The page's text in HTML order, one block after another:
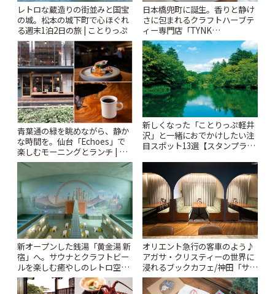
レトロな蔵造りの街並みと国宝
の城。松本の城下町で心ほぐれ
る週末1泊2日の旅 | ことりっぷ
日本橋兜町に誕生。香りと静け
さに包まれるクラフトハーブテ
ィー専門店「TYNK
Kabutocho」 | ことりっぷ
青葉通の緑を眺めながら、静か
な時間を。仙台「Echoes」で
楽しむモーニングとランチ | こ
とりっぷ
新しくなった「ことりっぷ軽井
沢」と一緒におでかけしたい注
目スポット13選【スタンプラリ
新オープンした銭湯「黄金湯 新
宿」へ。サウナとクラフトビー
ルを楽しむ癒やしのレトロ空間
| ことりっぷ
オリエント急行の客車のよう♪
アガサ・クリスティーの世界に
浸れるブックカフェ/神田「サロ
ンクリスティ」 | ことりっぷ